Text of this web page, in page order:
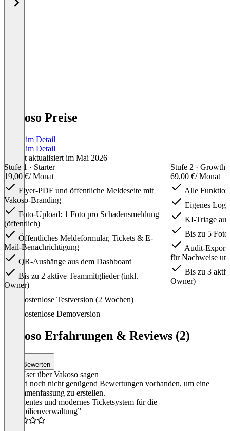
Vakoso Preise
Preise im Detail
Preise im Detail
Zuletzt aktualisiert im Mai 2026
Stufe 1 · Starter
19,00 €/ Monat
Flyer-PDF und öffentliche Meldeseite mit
Vakoso-Branding
Foto-Upload: 1 Foto pro Schadensmeldung
(öffentlich)
Öffentliches Meldeformular, Tickets & E-
Mail-Benachrichtigung
QR-Aushänge aus dem Dashboard
Bis zu 2 aktive Teammitglieder (inkl.
Owner)
Stufe 2 · Growth
69,00 €/ Monat
Alle
Eigenes
KI-Triage
Bis zu 5
Audit-Export
für Nachweise
Bis zu 3
Owner)
Kostenlose Testversion (2 Wochen)
Kostenlose Demoversion
Vakoso Erfahrungen & Reviews (2)
Bewerten
Was User über Vakoso sagen
Es sind noch nicht genügend Bewertungen vorhanden, um eine
Zusammenfassung zu erstellen.
“Effizientes und modernes Ticketsystem für die
Immobilienverwaltung”